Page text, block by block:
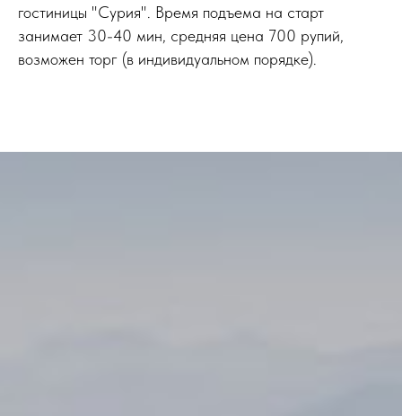
гостиницы "Сурия". Время подъема на старт
занимает 30-40 мин, средняя цена 700 рупий,
возможен торг (в индивидуальном порядке).